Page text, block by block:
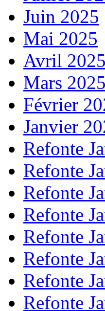
Juin 2025
Mai 2025
Avril 2025
Mars 2025
Février
Janvier
Refonte
Refonte
Refonte
Refonte
Refonte
Refonte
Refonte
Refonte